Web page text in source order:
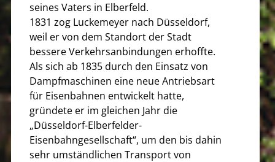
seines Vaters in Elberfeld.
1831 zog Luckemeyer nach Düsseldorf,
weil er von dem Standort der Stadt
bessere Verkehrsanbindungen erhoffte.
Als sich ab 1835 durch den Einsatz von
Dampfmaschinen eine neue Antriebsart
für Eisenbahnen entwickelt hatte,
gründete er im gleichen Jahr die
„Düsseldorf-Elberfelder-
Eisenbahngesellschaft“, um den bis dahin
sehr umständlichen Transport von